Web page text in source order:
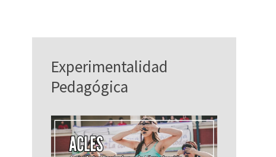
Experimentalidad
Pedagógica